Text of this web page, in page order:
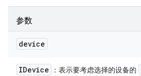
参数
device
IDevice ：表示要考虑选择的设备的